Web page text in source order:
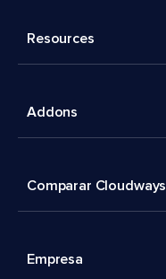
Resources
Addons
Comparar Cloudways
Empresa